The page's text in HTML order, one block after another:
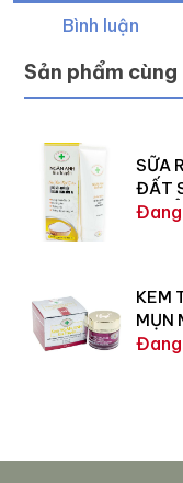
Bình luận
Sản phẩm cùng
SỮA
ĐẤT
GIỮ
KEM
MỤN
18G